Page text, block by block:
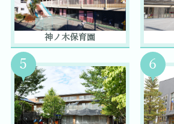
神ノ木保育園
5 6